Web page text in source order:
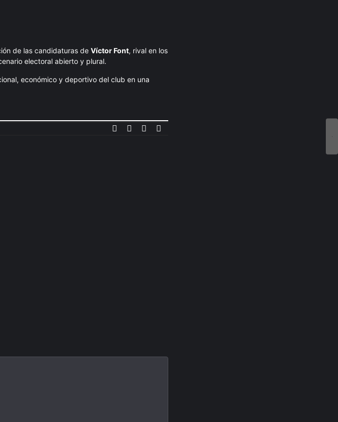
de las candidaturas de Víctor Font, rival en los
electoral abierto y plural.
económico y deportivo del club en una